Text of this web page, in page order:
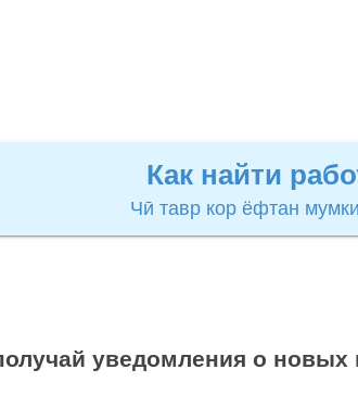
Как найти
Чӣ тавр кор ёфтан
уведомления о новых